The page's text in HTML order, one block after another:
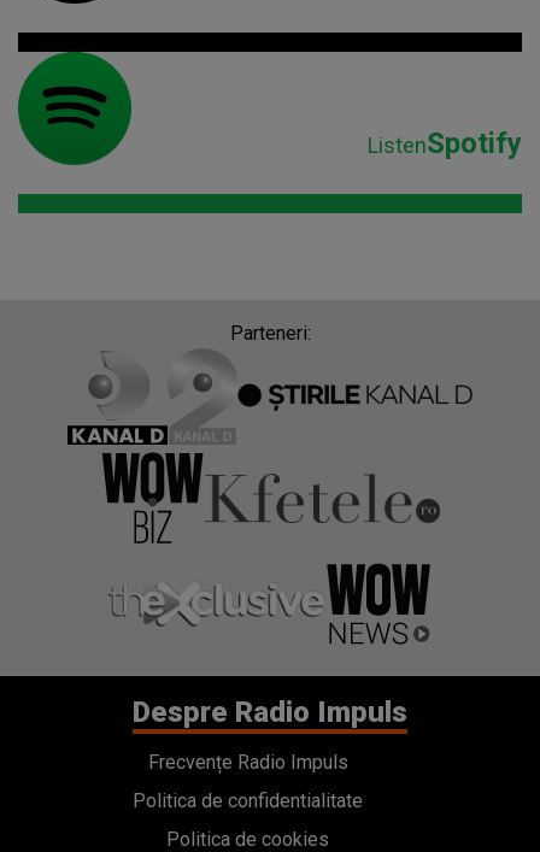
ListenSpotify
Parteneri:
Despre Radio Impuls
Frecvențe Radio Impuls
Politica de confidentialitate
Politica de cookies